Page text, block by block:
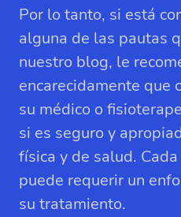
Por lo tanto, si está
alguna de las pautas
nuestro blog, le
encarecidamente que
su médico o
si es seguro y
física y de salud.
puede requerir un
su tratamiento.